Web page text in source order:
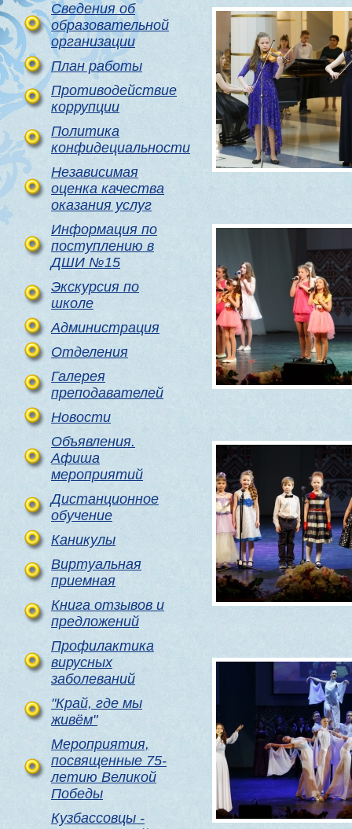
Сведения об
образовательной
организации
План работы
Противодействие
коррупции
Политика
конфидециальности
Независимая
оценка качества
оказания услуг
Информация по
поступлению в
ДШИ №15
Экскурсия по
школе
Администрация
Отделения
Галерея
преподавателей
Новости
Объявления.
Афиша
мероприятий
Дистанционное
обучение
Каникулы
Виртуальная
приемная
Книга отзывов и
предложений
Профилактика
вирусных
заболеваний
"Край, где мы
живём"
Мероприятия,
посвященные 75-
летию Великой
Победы
Кузбассовцы -